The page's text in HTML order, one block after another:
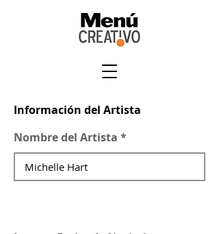
Información del Artista
Nombre del Artista